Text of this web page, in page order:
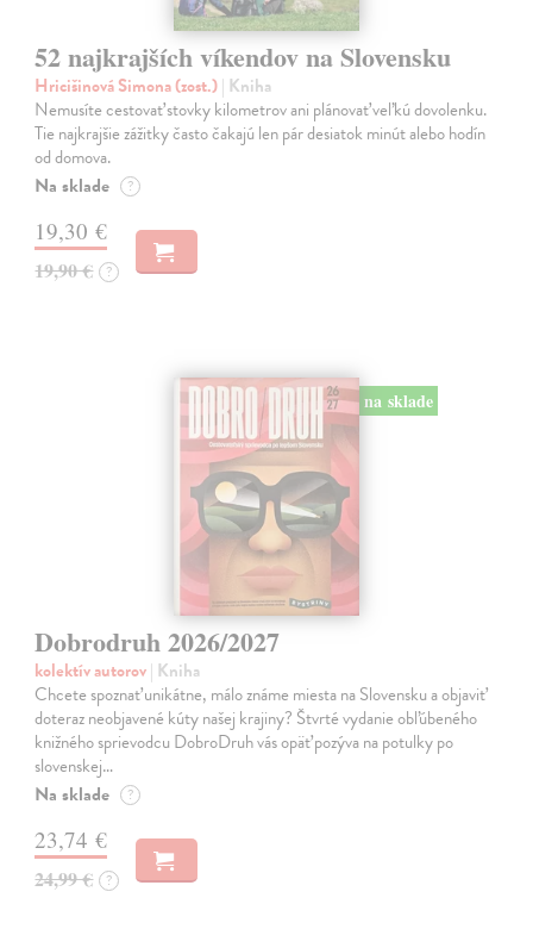
52 najkrajších víkendov na Slovensku
Hricišinová Simona (zost.)| Kniha
Nemusíte cestovať stovky kilometrov ani plánovať veľkú dovolenku.
Tie najkrajšie zážitky často čakajú len pár desiatok minút alebo hodín
od domova.
Na sklade ?
19,30 €
19,90 € ?
na sklade
Dobrodruh 2026/2027
kolektív autorov| Kniha
Chcete spoznať unikátne, málo známe miesta na Slovensku a objaviť
doteraz neobjavené kúty našej krajiny? Štvrté vydanie obľúbeného
knižného sprievodcu DobroDruh vás opäť pozýva na potulky po
slovenskej…
Na sklade ?
23,74 €
24,99 € ?